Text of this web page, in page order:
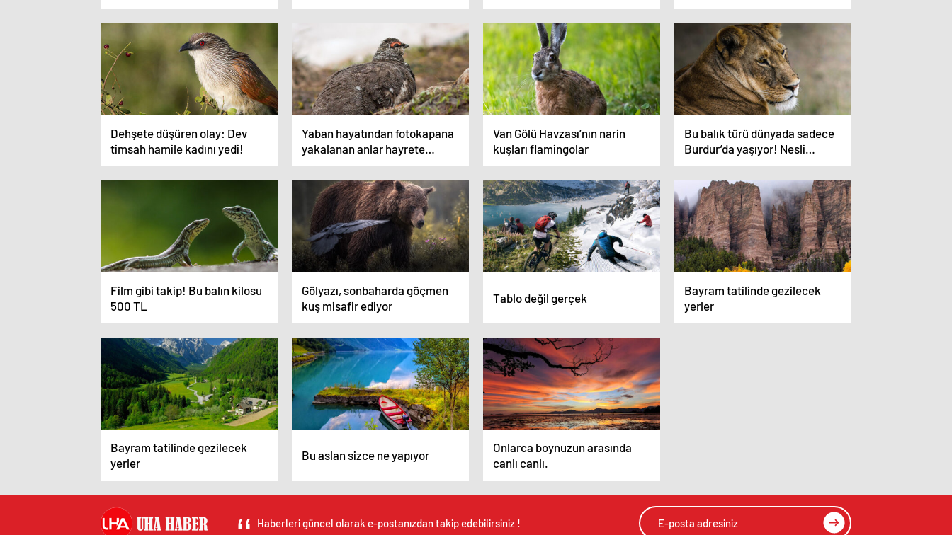
inanamadı…
Dehşete düşüren olay: Dev
timsah hamile kadını yedi!
Yaban hayatından fotokapana
yakalanan anlar hayrete
düşürdü
Van Gölü Havzası’nın narin
kuşları flamingolar
Bu balık türü dünyada sadece
Burdur’da yaşıyor! Nesli
tükenmek üzere
Film gibi takip! Bu balın kilosu
500 TL
Gölyazı, sonbaharda göçmen
kuş misafir ediyor
Tablo değil gerçek
Bayram tatilinde gezilecek
yerler
Bayram tatilinde gezilecek
yerler
Bu aslan sizce ne yapıyor
Onlarca boynuzun arasında
canlı canlı.
Haberleri güncel olarak e-postanızdan takip edebilirsiniz !